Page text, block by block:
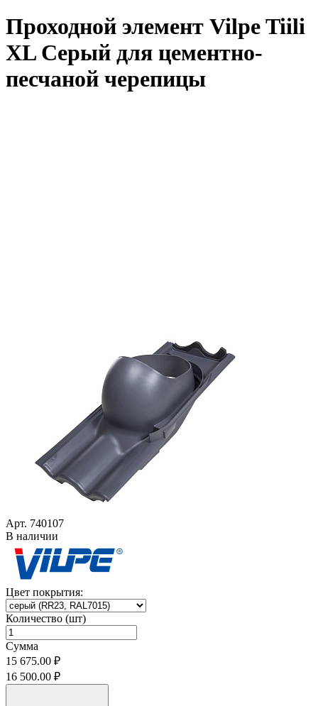
Проходной элемент Vilpe Tiili
XL Серый для цементно-
песчаной черепицы
Арт. 740107
В наличии
Цвет покрытия:
Количество (шт)
Сумма
15 675.00 ₽
16 500.00 ₽